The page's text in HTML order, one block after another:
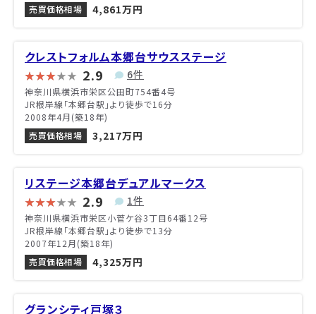
売買価格相場
4,861万円
クレストフォルム本郷台サウスステージ
2.9 6件
神奈川県横浜市栄区公田町754番4号
JR根岸線「本郷台駅」より徒歩で16分
2008年4月(築18年)
売買価格相場
3,217万円
リステージ本郷台デュアルマークス
2.9 1件
神奈川県横浜市栄区小菅ケ谷3丁目64番12号
JR根岸線「本郷台駅」より徒歩で13分
2007年12月(築18年)
売買価格相場
4,325万円
グランシティ戸塚３